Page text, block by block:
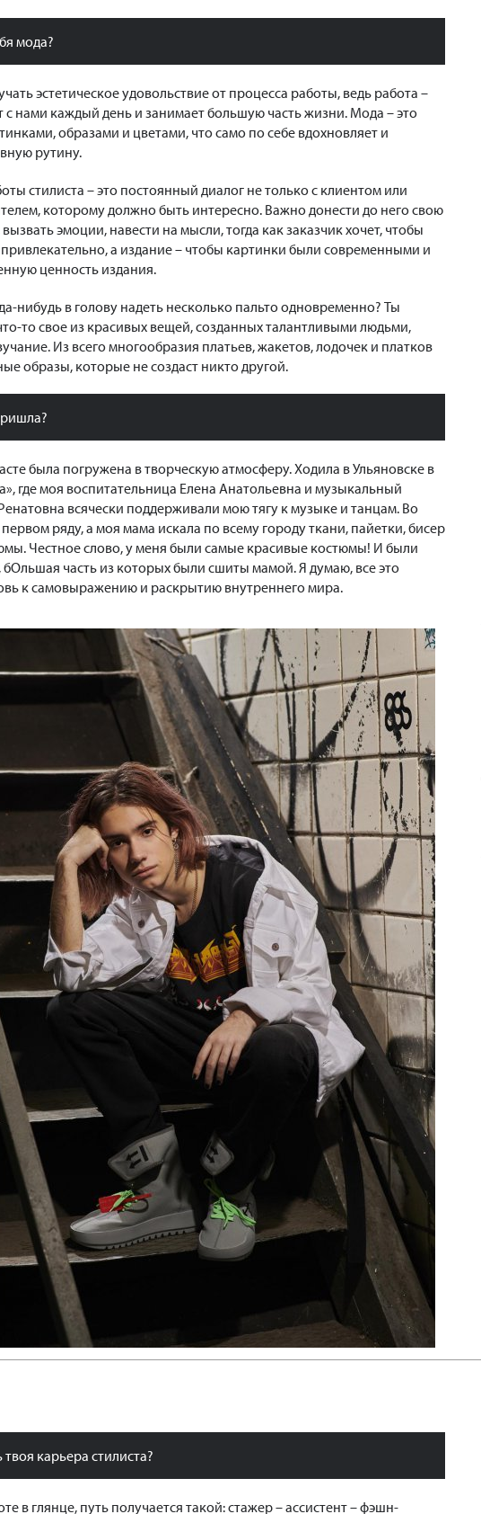
мода?
эстетическое удовольствие от процесса работы, ведь работа –
с нами каждый день и занимает большую часть жизни. Мода – это
образами и цветами, что само по себе вдохновляет и
рутину.
стилиста – это постоянный диалог не только с клиентом или
которому должно быть интересно. Важно донести до него свою
эмоции, навести на мысли, тогда как заказчик хочет, чтобы
а издание – чтобы картинки были современными и
ценность издания.
нибудь в голову надеть несколько пальто одновременно? Ты
то свое из красивых вещей, созданных талантливыми людьми,
Из всего многообразия платьев, жакетов, лодочек и платков
образы, которые не создаст никто другой.
была погружена в творческую атмосферу. Ходила в Ульяновске в
где моя воспитательница Елена Анатольевна и музыкальный
всячески поддерживали мою тягу к музыке и танцам. Во
ряду, а моя мама искала по всему городу ткани, пайетки, бисер
Честное слово, у меня были самые красивые костюмы! И были
часть из которых были сшиты мамой. Я думаю, все это
к самовыражению и раскрытию внутреннего мира.
карьера стилиста?
в глянце, путь получается такой: стажер – ассистент – фэшн-